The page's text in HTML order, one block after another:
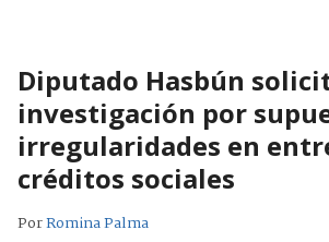
Diputado Hasbún
investigación por
irregularidades en
créditos sociales
PorRomina Palma